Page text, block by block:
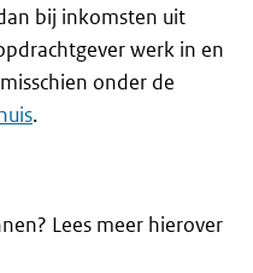
bij inkomsten uit
werk in en
onder de
.
Lees meer hierover